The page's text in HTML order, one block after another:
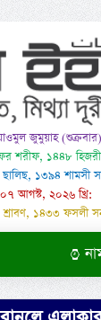
জুমুয়াহ (শুক্রবার)
শরীফ, ১৪৪৮
১৩৯৪ শামসী
০৭ আগস্ট, ২০২৬ খ্রি:
১৪৩৩ ফসলী